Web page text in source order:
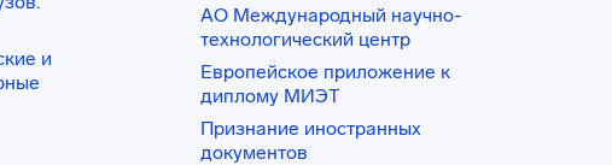
и
АО Международный научно-
технологический центр
Европейское приложение к
диплому МИЭТ
Признание иностранных
документов